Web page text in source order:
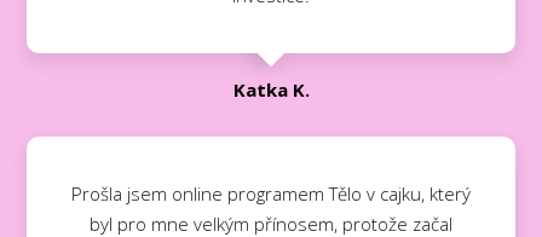
Katka K.
Prošla jsem online programem Tělo v cajku, který
byl pro mne velkým přínosem, protože začal